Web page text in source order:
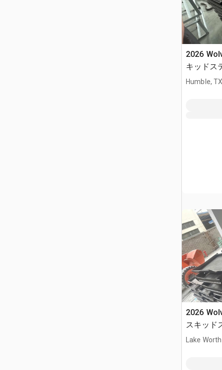
2026
キッドス
(Unused)
Humble,
2026
スキッド
ト
Lake